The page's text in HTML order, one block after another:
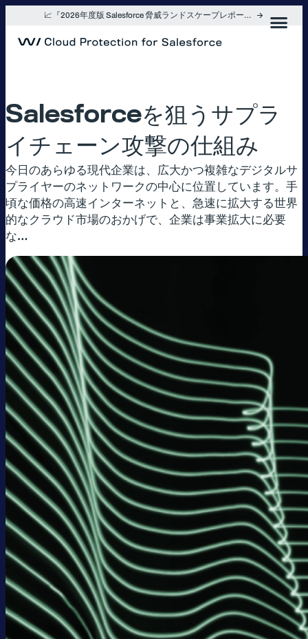
プ
📈『2026年度版 Salesforce 脅威ランドスケープレポート』を入手
Salesforceを狙うサプラ
イチェーン攻撃の仕組み
今日のあらゆる現代企業は、広大かつ複雑なデジタルサ
プライヤーのネットワークの中心に位置しています。手
頃な価格の高速インターネットと、急速に拡大する世界
的なクラウド市場のおかげで、企業は事業拡大に必要
な…